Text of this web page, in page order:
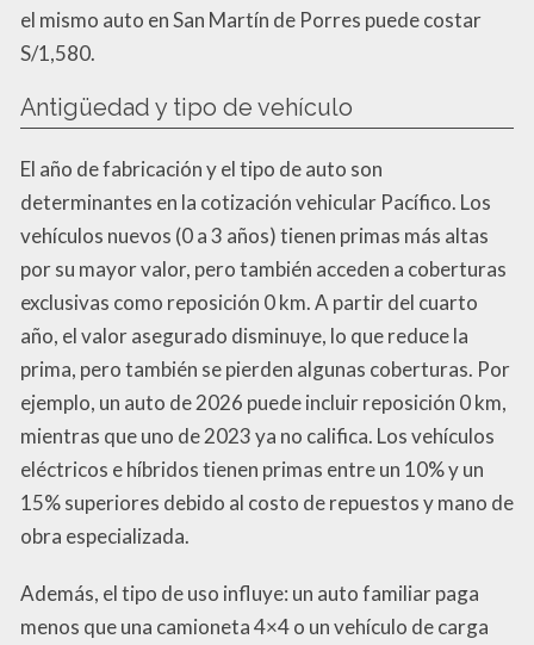
el mismo auto en San Martín de Porres puede costar
S/1,580.
Antigüedad y tipo de vehículo
El año de fabricación y el tipo de auto son
determinantes en la cotización vehicular Pacífico. Los
vehículos nuevos (0 a 3 años) tienen primas más altas
por su mayor valor, pero también acceden a coberturas
exclusivas como reposición 0 km. A partir del cuarto
año, el valor asegurado disminuye, lo que reduce la
prima, pero también se pierden algunas coberturas. Por
ejemplo, un auto de 2026 puede incluir reposición 0 km,
mientras que uno de 2023 ya no califica. Los vehículos
eléctricos e híbridos tienen primas entre un 10% y un
15% superiores debido al costo de repuestos y mano de
obra especializada.
Además, el tipo de uso influye: un auto familiar paga
menos que una camioneta 4×4 o un vehículo de carga